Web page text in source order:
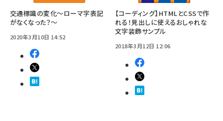
交通標識の変化～ローマ字表記
がなくなった？～
2020年3月10日 14:52
【コーディング】HTMLとCSSで作
れる！見出しに使えるおしゃれな
文字装飾サンプル
2018年3月12日 12:06